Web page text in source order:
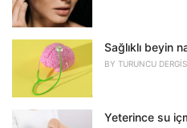
Sağlıklı beyin
BY TURUNCU
Yeterince su